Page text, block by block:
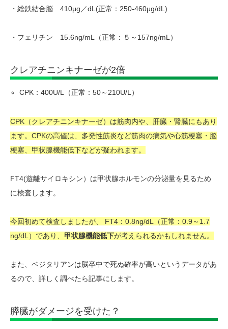
・総鉄結合脳 410μg／dL(正常：250-460μg/dL)
・フェリチン 15.6ng/mL（正常：５～157ng/mL）
クレアチニンキナーゼが2倍
CPK：400U/L（正常：50～210U/L）
CPK（クレアチニンキナーゼ）は筋肉内や、肝臓・腎臓にもあり
ます。CPKの高値は、多発性筋炎など筋肉の病気や心筋梗塞・脳
梗塞、甲状腺機能低下などが疑われます。
FT4(遊離サイロキシン）は甲状腺ホルモンの分泌量を見るため
に検査します。
今回初めて検査しましたが、
FT4：0.8ng/dL（正常：0.9～1.7
ng/dL）であり、 甲状腺機能低下が考えられるかもしれません。
また、ベジタリアンは脳卒中で死ぬ確率が高いというデータがあ
るので、詳しく調べたら記事にします。
膵臓がダメージを受けた？